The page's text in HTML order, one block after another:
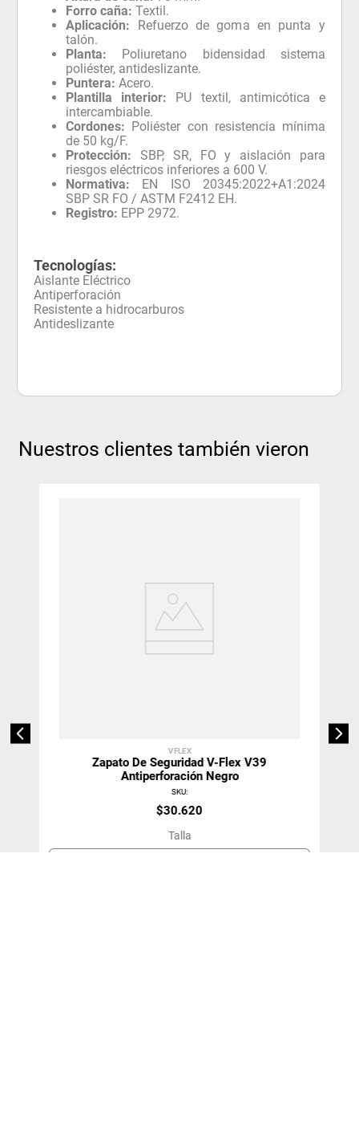
Forro caña: Textil.
Aplicación: Refuerzo de goma en punta y
talón.
Planta: Poliuretano bidensidad sistema
poliéster, antideslizante.
Puntera: Acero.
Plantilla interior: PU textil, antimicótica e
intercambiable.
Cordones: Poliéster con resistencia mínima
de 50 kg/F.
Protección: SBP, SR, FO y aislación para
riesgos eléctricos inferiores a 600 V.
Normativa: EN ISO 20345:2022+A1:2024
SBP SR FO / ASTM F2412 EH.
Registro: EPP 2972.
Tecnologías:
Aislante Eléctrico
Antiperforación
Resistente a hidrocarburos
Antideslizante
Nuestros clientes también vieron
VFLEX
Zapato De Seguridad V-Flex V39
Antiperforación Negro
SKU:
$30.620
Talla